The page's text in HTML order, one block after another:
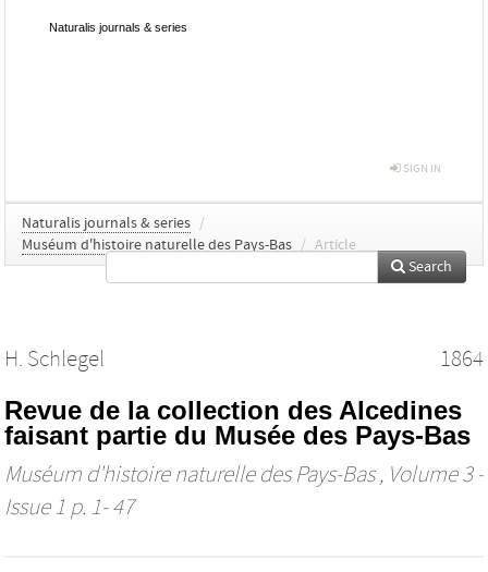
Naturalis journals & series
SIGN IN
Naturalis journals & series /
Muséum d'histoire naturelle des Pays-Bas / Article
Search
H. Schlegel 1864
Revue de la collection des Alcedines
faisant partie du Musée des Pays-Bas
Muséum d'histoire naturelle des Pays-Bas, Volume 3 -
Issue 1 p. 1- 47